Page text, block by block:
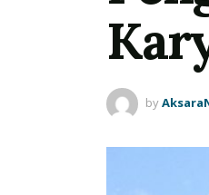
by